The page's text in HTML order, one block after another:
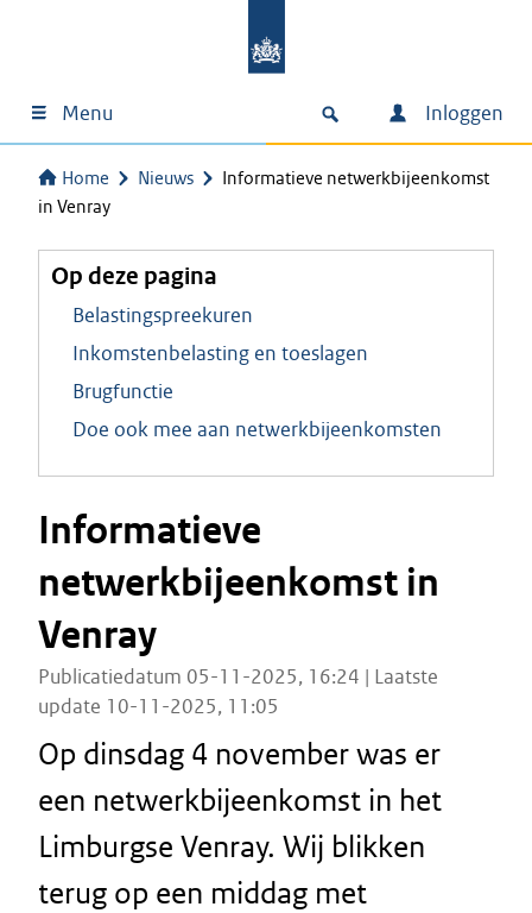
Menu Inloggen
Home Nieuws
Informatieve netwerkbijeenkomst
in Venray
Op deze pagina
Belastingspreekuren
Inkomstenbelasting en toeslagen
Brugfunctie
Doe ook mee aan netwerkbijeenkomsten
Informatieve
netwerkbijeenkomst in
Venray
Publicatiedatum 05-11-2025, 16:24 | Laatste
update 10-11-2025, 11:05
Op dinsdag 4 november was er
een netwerkbijeenkomst in het
Limburgse Venray. Wij blikken
terug op een middag met